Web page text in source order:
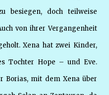
besiegen, doch teilweise
von ihrer Vergangenheit
Xena hat zwei Kinder,
Tochter Hope – und Eve.
Borias, mit dem Xena über